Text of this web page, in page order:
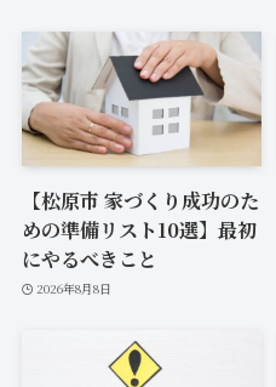
【松原市 家づくり成功のた
めの準備リスト10選】最初
にやるべきこと
2026年8月8日